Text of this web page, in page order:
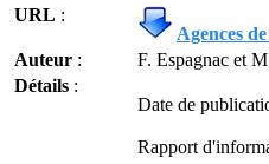
URL :
Agences
Auteur :
F. Espagnac et
Détails :
Date de
Rapport